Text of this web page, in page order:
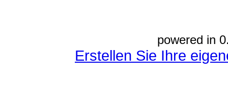
powered in
Erstellen Sie Ihre